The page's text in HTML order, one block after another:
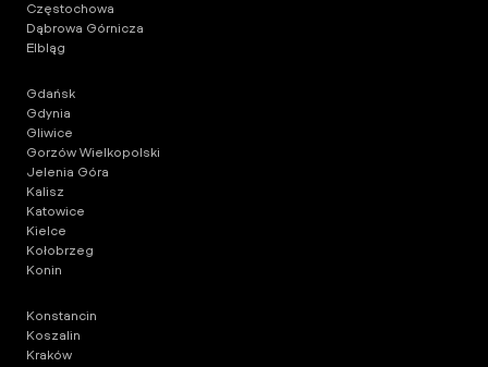
Częstochowa
Dąbrowa Górnicza
Elbląg
Gdańsk
Gdynia
Gliwice
Gorzów Wielkopolski
Jelenia Góra
Kalisz
Katowice
Kielce
Kołobrzeg
Konin
Konstancin
Koszalin
Kraków